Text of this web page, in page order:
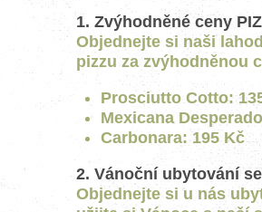
1. Zvýhodněné ceny
Objednejte si naši
pizzu za zvýhodněnou
Prosciutto Cotto:
Mexicana
Carbonara: 195 Kč
2. Vánoční ubytování
Objednejte si u nás